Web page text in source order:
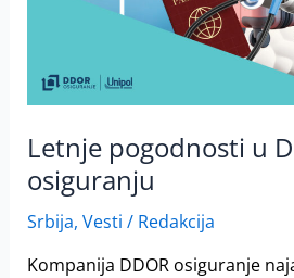
Letnje pogodnosti u
osiguranju
Srbija, Vesti / Redakcija
Kompanija DDOR osiguranje